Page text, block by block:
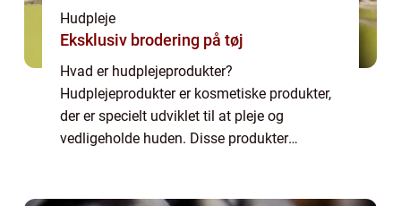
Hudpleje
Eksklusiv brodering på tøj
Hvad er hudplejeprodukter?
Hudplejeprodukter er kosmetiske produkter,
der er specielt udviklet til at pleje og
vedligeholde huden. Disse produkter